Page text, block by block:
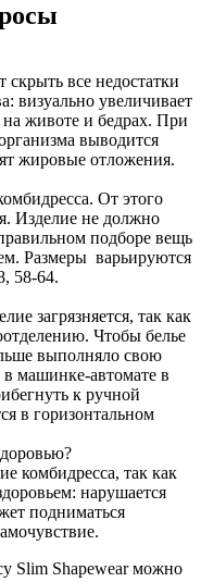
скрыть все недостатки
визуально увеличивает
на животе и бедрах. При
выводится
жировые отложения.
От этого
Изделие не должно
подборе вещь
Размеры варьируются
58-64.
загрязняется, так как
Чтобы белье
выполняло свою
машинке-автомате в
к ручной
в горизонтальном
комбидресса, так как
нарушается
подниматься
Slim Shapewear можно